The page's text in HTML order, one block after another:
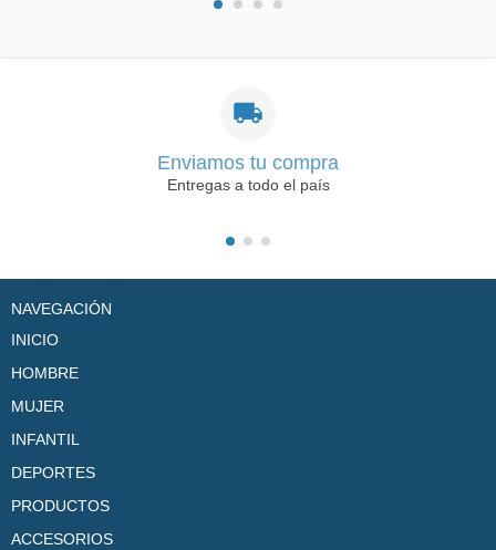
Enviamos tu compra
Entregas a todo el país
NAVEGACIÓN
INICIO
HOMBRE
MUJER
INFANTIL
DEPORTES
PRODUCTOS
ACCESORIOS